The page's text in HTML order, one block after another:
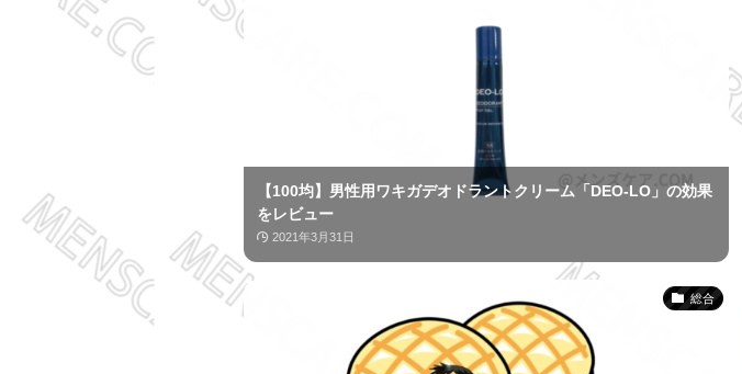
【100均】男性用ワキガデオドラントクリーム「DEO-LO」の効果
をレビュー
2021年3月31日
総合